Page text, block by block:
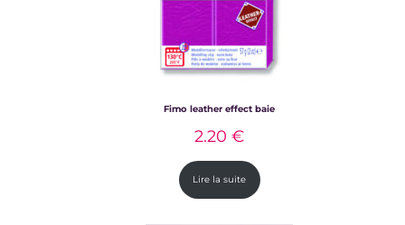
Fimo leather effect baie
2.20€
Lire la suite